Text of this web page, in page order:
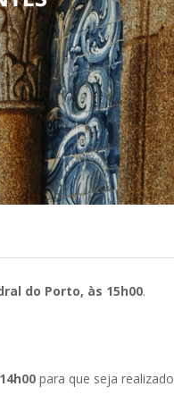
do Porto, às 15h00.
para que seja